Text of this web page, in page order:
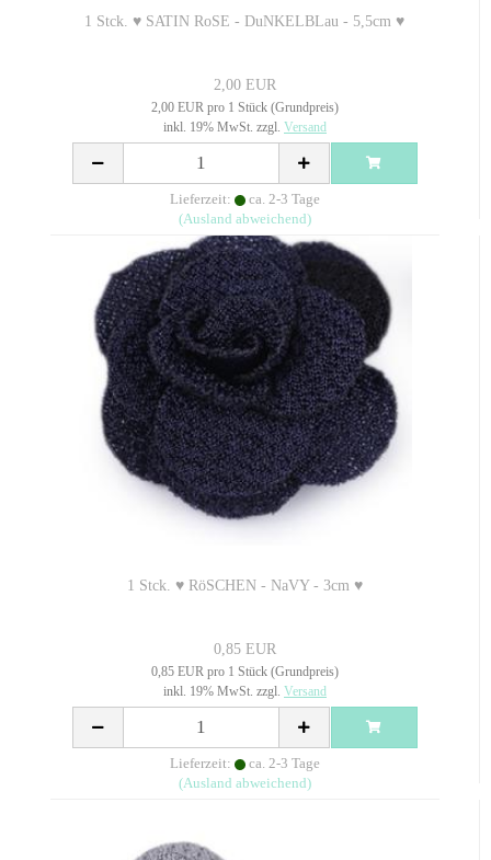
1 Stck. ♥ SATIN RoSE - DuNKELBLau - 5,5cm ♥
2,00 EUR
2,00 EUR pro 1 Stück (Grundpreis)
inkl. 19% MwSt. zzgl. Versand
Lieferzeit:
ca. 2-3 Tage
(Ausland abweichend)
1 Stck. ♥ RöSCHEN - NaVY - 3cm ♥
0,85 EUR
0,85 EUR pro 1 Stück (Grundpreis)
inkl. 19% MwSt. zzgl. Versand
Lieferzeit:
ca. 2-3 Tage
(Ausland abweichend)